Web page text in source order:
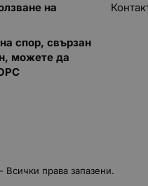
на
спор, свързан
можете да
- Всички права запазени.